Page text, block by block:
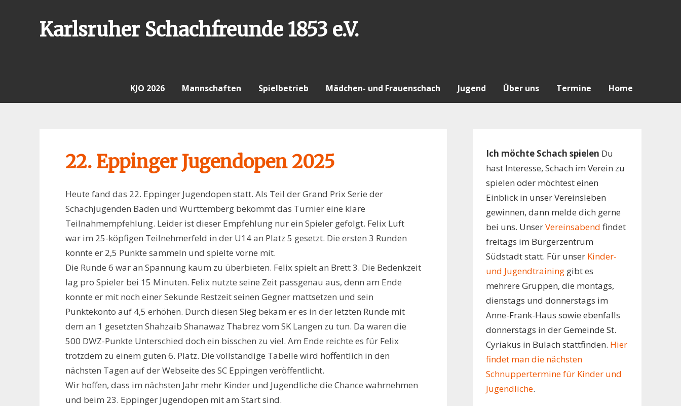
Karlsruher Schachfreunde 1853 e.V.
KJO 2026 Mannschaften Spielbetrieb Mädchen- und Frauenschach Jugend Über uns Termine Home
22. Eppinger Jugendopen 2025
Heute fand das 22. Eppinger Jugendopen statt. Als Teil der Grand Prix Serie der
Schachjugenden Baden und Württemberg bekommt das Turnier eine klare
Teilnahmempfehlung. Leider ist dieser Empfehlung nur ein Spieler gefolgt. Felix Luft
war im 25-köpfigen Teilnehmerfeld in der U14 an Platz 5 gesetzt. Die ersten 3 Runden
konnte er 2,5 Punkte sammeln und spielte vorne mit.
Die Runde 6 war an Spannung kaum zu überbieten. Felix spielt an Brett 3. Die Bedenkzeit
lag pro Spieler bei 15 Minuten. Felix nutzte seine Zeit passgenau aus, denn am Ende
konnte er mit noch einer Sekunde Restzeit seinen Gegner mattsetzen und sein
Punktekonto auf 4,5 erhöhen. Durch diesen Sieg bekam er es in der letzten Runde mit
dem an 1 gesetzten Shahzaib Shanawaz Thabrez vom SK Langen zu tun. Da waren die
500 DWZ-Punkte Unterschied doch ein bisschen zu viel. Am Ende reichte es für Felix
trotzdem zu einem guten 6. Platz. Die vollständige Tabelle wird hoffentlich in den
nächsten Tagen auf der Webseite des SC Eppingen veröffentlicht.
Wir hoffen, dass im nächsten Jahr mehr Kinder und Jugendliche die Chance wahrnehmen
und beim 23. Eppinger Jugendopen mit am Start sind.
Ich möchte Schach spielen Du
hast Interesse, Schach im Verein zu
spielen oder möchtest einen
Einblick in unser Vereinsleben
gewinnen, dann melde dich gerne
bei uns. UnserVereinsabend findet
freitags im Bürgerzentrum
Südstadt statt. Für unser Kinder-
und Jugendtraininggibt es
mehrere Gruppen, die montags,
dienstags und donnerstags im
Anne-Frank-Haus sowie ebenfalls
donnerstags in der Gemeinde St.
Cyriakus in Bulach stattfinden. Hier
findet man die nächsten
Schnuppertermine für Kinder und
Jugendliche.